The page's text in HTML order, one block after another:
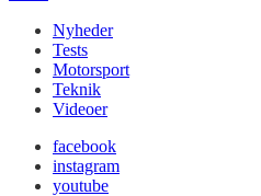
Nyheder
Tests
Motorsport
Teknik
Videoer
facebook
instagram
youtube